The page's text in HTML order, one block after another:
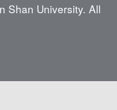
Shan University. All